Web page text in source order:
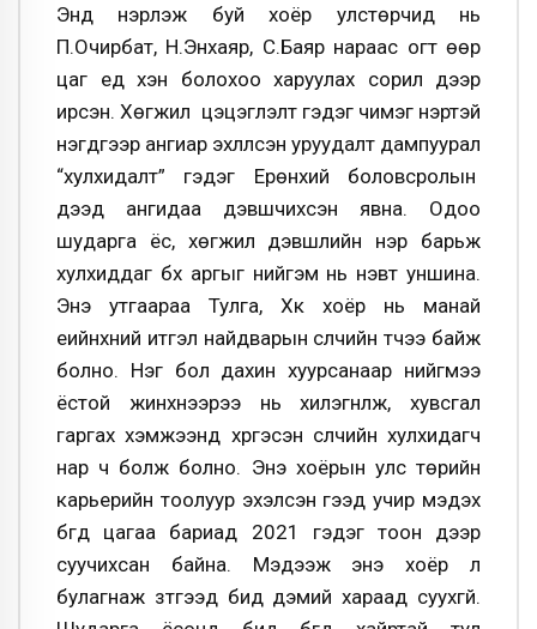
Энд нэрлэж буй хоёр улстөрчид нь
П.Очирбат, Н.Энхаяр, С.Баяр нараас огт өөр
цаг үед хэн болохоо харуулах сорил дээр
ирсэн. Хөгжил цэцэглэлт гэдэг чимэг нэртэй
нэгдүгээр ангиар эхлүүлсэн уруудалт дампуурал
“хулхидалт” гэдэг Ерөнхий боловсролын
дээд ангидаа дэвшчихсэн явна. Одоо
шударга ёс, хөгжил дэвшлийн нэр барьж
хулхиддаг бүх аргыг нийгэм нь нэвт уншина.
Энэ утгаараа Тулга, Хүүк хоёр нь манай
үеийнхний итгэл найдварын сүүлчийн түүчээ байж
болно. Нэг бол дахин хуурсанаар нийгмээ
ёстой жинхнээрээ нь хилэгнүүлж, хувсгал
гаргах хэмжээнд хүргэсэн сүүлчийн хулхидагч
нар ч болж болно. Энэ хоёрын улс төрийн
карьерийн тоолуур эхэлсэн гээд учир мэдэх
бүгд цагаа бариад 2021 гэдэг тоон дээр
суучихсан байна. Мэдээж энэ хоёр л
булагнаж зүтгээд бид дэмий хараад суухгүй.